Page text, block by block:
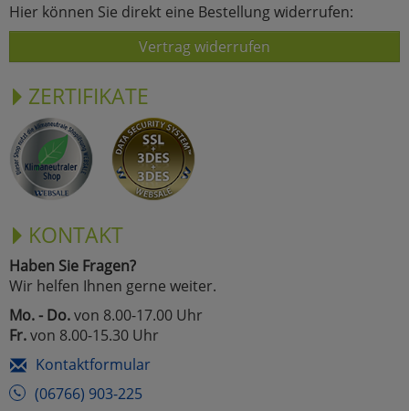
Hier können Sie direkt eine Bestellung widerrufen:
Vertrag widerrufen
ZERTIFIKATE
KONTAKT
Haben Sie Fragen?
Wir helfen Ihnen gerne weiter.
Mo. - Do.von 8.00-17.00 Uhr
Fr.von 8.00-15.30 Uhr
Kontaktformular
(06766) 903-225